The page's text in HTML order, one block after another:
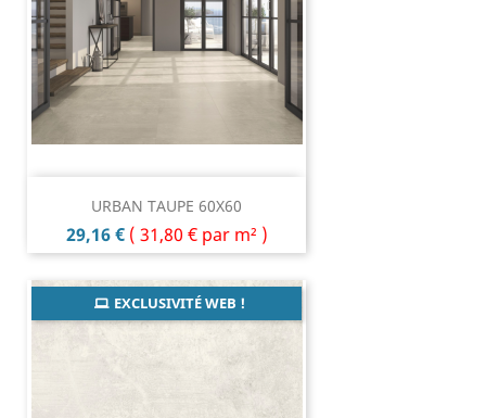
URBAN TAUPE 60X60
Prix
29,16 € ( 31,80 € par m² )
EXCLUSIVITÉ WEB !